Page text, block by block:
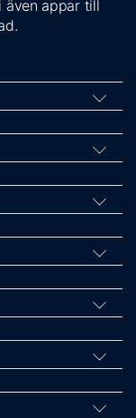
även appar till